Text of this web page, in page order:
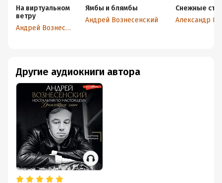
На виртуальном
ветру
Андрей Вознесенский
Ямбы и блямбы
Андрей Вознесенский
Снежные
Александр
Другие аудиокниги автора